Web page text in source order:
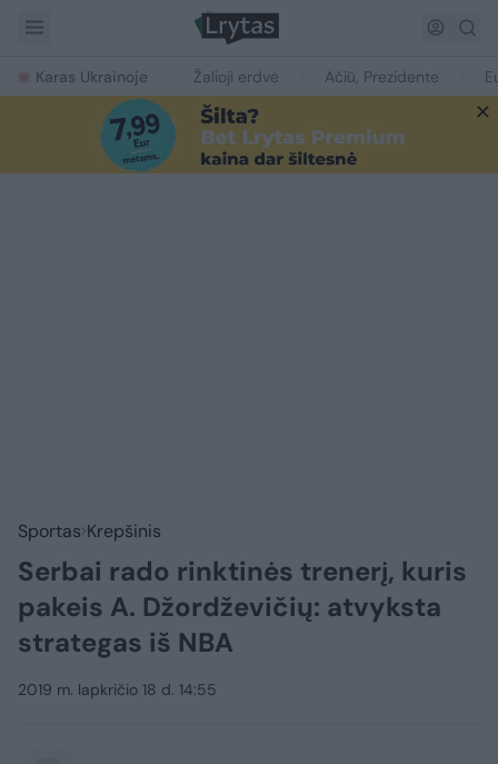
Karas Ukrainoje Žalioji erdvė Ačiū, Prezidente
Sportas Krepšinis
Serbai rado rinktinės trenerį, kuris
pakeis A. Džordževičių: atvyksta
strategas iš NBA
2019 m. lapkričio 18 d. 14:55